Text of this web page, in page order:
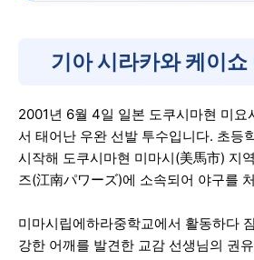
기아 시라카와 케이쇼
2001년 6월 4일 일본 도쿠시마현 미요
서 태어난 우완 선발 투수입니다. 초등
시작해 도쿠시마현 미마시(美馬市) 지
즈(江南パワーズ)에 소속되어 야구를
미마시립에하라중학교에서 활동하다
강한 어깨를 발견한 교감 선생님의 권